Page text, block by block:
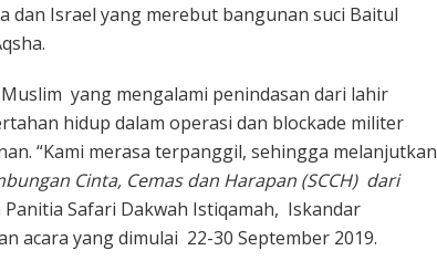
dan Israel yang merebut bangunan suci Baitul
yang mengalami penindasan dari lahir
hidup dalam operasi dan blockade militer
“Kami merasa terpanggil, sehingga melanjutkan
Cinta, Cemas dan Harapan (SCCH) dari
Panitia Safari Dakwah Istiqamah, Iskandar
acara yang dimulai 22-30 September 2019.